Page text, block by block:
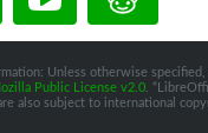
Unless otherwise
Public License v2.0 .
also subject to international